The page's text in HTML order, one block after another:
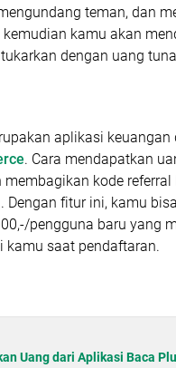
teman, dan
kamu akan
dengan uang
aplikasi
. Cara mendapatkan
kode referral
Dengan fitur ini, kamu
pengguna baru yang
kamu saat pendaftaran.
Uang dari Aplikasi Baca